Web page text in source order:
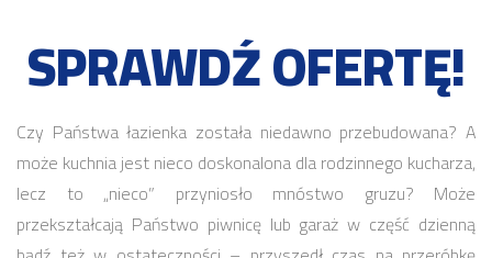
SPRAWDŹ OFERTĘ!
Czy Państwa łazienka została niedawno przebudowana? A
może kuchnia jest nieco doskonalona dla rodzinnego kucharza,
lecz to „nieco” przyniosło mnóstwo gruzu? Może
przekształcają Państwo piwnicę lub garaż w część dzienną